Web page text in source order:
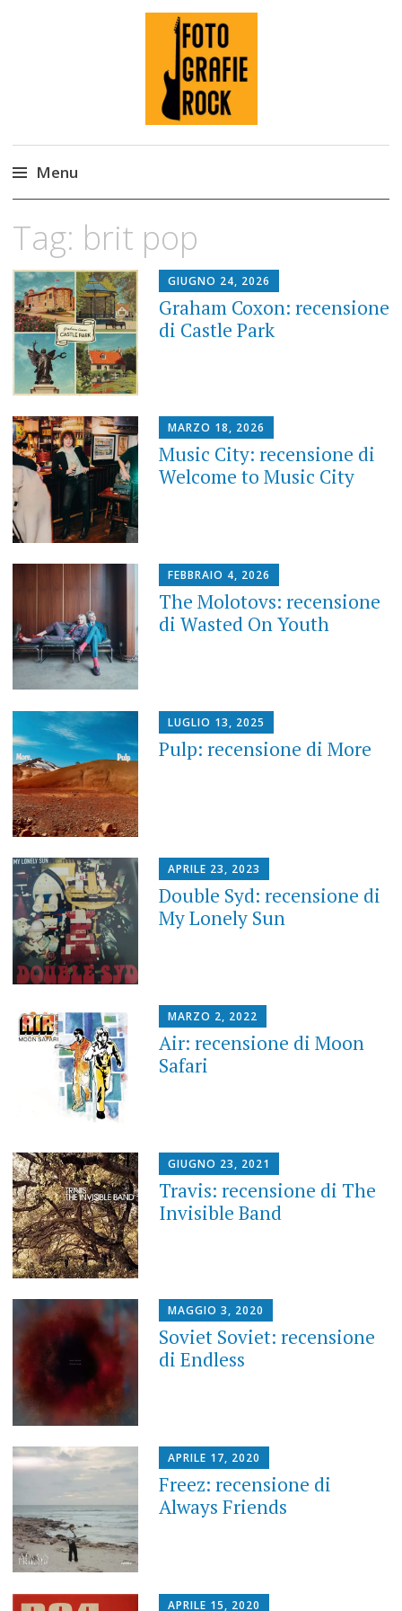
Fotografie ROCK
Menu
content
Tag: brit pop
GIUGNO 24, 2026
Graham Coxon: recensione
di Castle Park
MARZO 18, 2026
Music City: recensione di
Welcome to Music City
FEBBRAIO 4, 2026
The Molotovs: recensione
di Wasted On Youth
LUGLIO 13, 2025
Pulp: recensione di More
APRILE 23, 2023
Double Syd: recensione di
My Lonely Sun
MARZO 2, 2022
Air: recensione di Moon
Safari
GIUGNO 23, 2021
Travis: recensione di The
Invisible Band
MAGGIO 3, 2020
Soviet Soviet: recensione
di Endless
APRILE 17, 2020
Freez: recensione di
Always Friends
APRILE 15, 2020